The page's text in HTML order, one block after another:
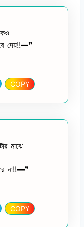
দেয়!!━❞
COPY
মাঝে
না!!━❞
COPY